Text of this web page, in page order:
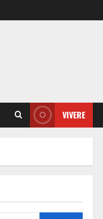
VIVERE